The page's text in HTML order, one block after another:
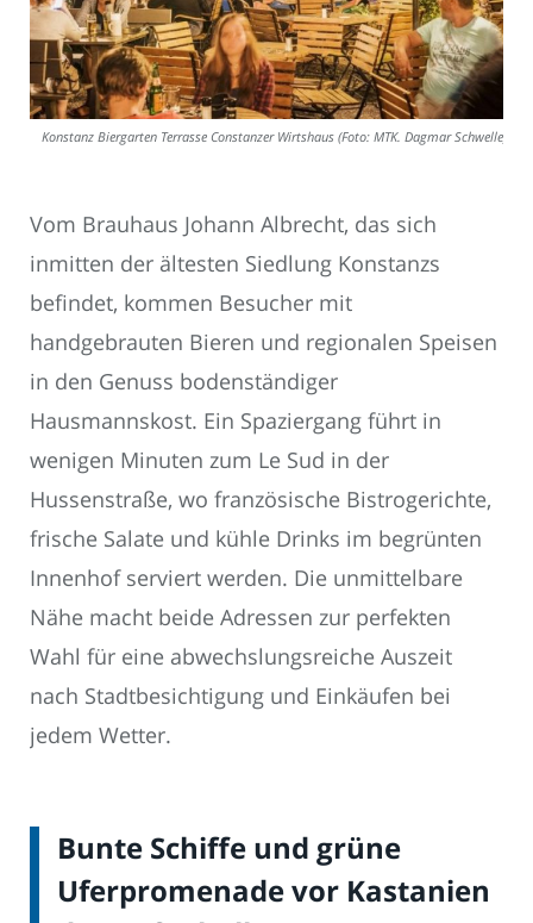
Konstanz Biergarten Terrasse Constanzer Wirtshaus (Foto: MTK. Dagmar Schwelle)
Vom Brauhaus Johann Albrecht, das sich
inmitten der ältesten Siedlung Konstanzs
befindet, kommen Besucher mit
handgebrauten Bieren und regionalen Speisen
in den Genuss bodenständiger
Hausmannskost. Ein Spaziergang führt in
wenigen Minuten zum Le Sud in der
Hussenstraße, wo französische Bistrogerichte,
frische Salate und kühle Drinks im begrünten
Innenhof serviert werden. Die unmittelbare
Nähe macht beide Adressen zur perfekten
Wahl für eine abwechslungsreiche Auszeit
nach Stadtbesichtigung und Einkäufen bei
jedem Wetter.
Bunte Schiffe und grüne
Uferpromenade vor Kastanien